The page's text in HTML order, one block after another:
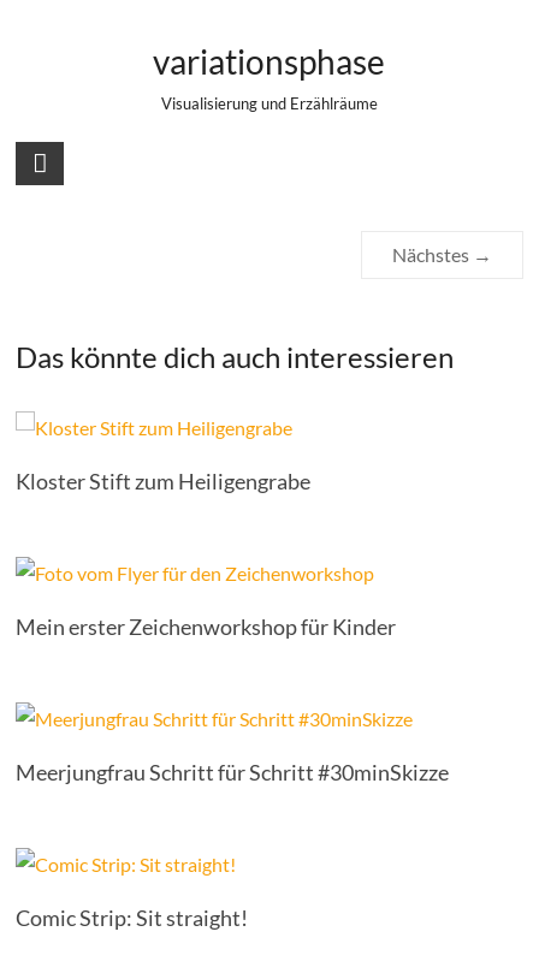
variationsphase
Visualisierung und Erzählräume
Eine kleine Weihnachtsgeschichte – Teil
Nächstes →
Das könnte dich auch interessieren
Kloster Stift zum Heiligengrabe
Mein erster Zeichenworkshop für Kinder
Meerjungfrau Schritt für Schritt #30minSkizze
Comic Strip: Sit straight!